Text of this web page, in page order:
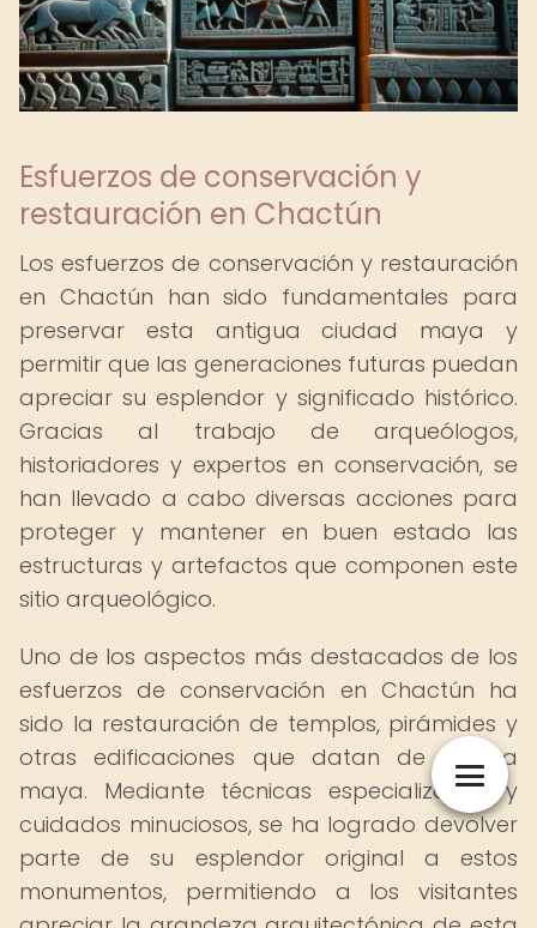
Esfuerzos de conservación y
restauración en Chactún
Los esfuerzos de conservación y restauración
en Chactún han sido fundamentales para
preservar esta antigua ciudad maya y
permitir que las generaciones futuras puedan
apreciar su esplendor y significado histórico.
Gracias al trabajo de arqueólogos,
historiadores y expertos en conservación, se
han llevado a cabo diversas acciones para
proteger y mantener en buen estado las
estructuras y artefactos que componen este
sitio arqueológico.
Uno de los aspectos más destacados de los
esfuerzos de conservación en Chactún ha
sido la restauración de templos, pirámides y
otras edificaciones que datan de la era
maya. Mediante técnicas especializadas y
cuidados minuciosos, se ha logrado devolver
parte de su esplendor original a estos
monumentos, permitiendo a los visitantes